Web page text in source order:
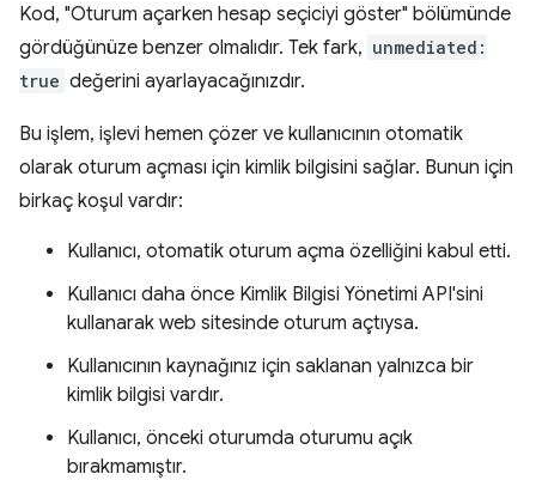
Kod, "Oturum açarken hesap seçiciyi göster" bölümünde
gördüğünüze benzer olmalıdır. Tek fark, unmediated:
true değerini ayarlayacağınızdır.
Bu işlem, işlevi hemen çözer ve kullanıcının otomatik
olarak oturum açması için kimlik bilgisini sağlar. Bunun için
birkaç koşul vardır:
Kullanıcı, otomatik oturum açma özelliğini kabul etti.
Kullanıcı daha önce Kimlik Bilgisi Yönetimi API'sini
kullanarak web sitesinde oturum açtıysa.
Kullanıcının kaynağınız için saklanan yalnızca bir
kimlik bilgisi vardır.
Kullanıcı, önceki oturumda oturumu açık
bırakmamıştır.